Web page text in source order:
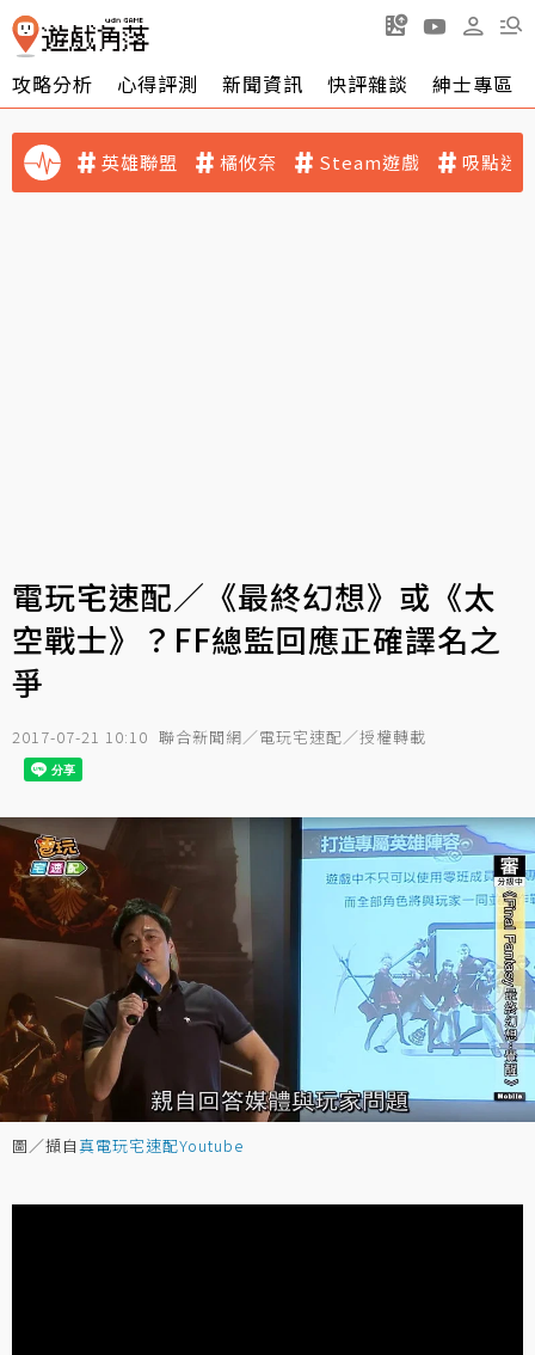
攻略分析 心得評測 新聞資訊 快評雜談 紳士專區
英雄聯盟 橘攸奈 Steam遊戲 吸點迷
電玩宅速配／《最終幻想》或《太
空戰士》？FF總監回應正確譯名之
爭
2017-07-21 10:10 聯合新聞網／電玩宅速配／授權轉載
圖／擷自真電玩宅速配Youtube